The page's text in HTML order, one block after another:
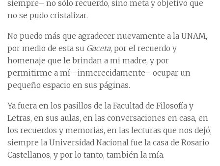
siempre– no sólo recuerdo, sino meta y objetivo que
no se pudo cristalizar.
No puedo más que agradecer nuevamente a la UNAM,
por medio de esta su Gaceta, por el recuerdo y
homenaje que le brindan a mi madre, y por
permitirme a mí –inmerecidamente– ocupar un
pequeño espacio en sus páginas.
Ya fuera en los pasillos de la Facultad de Filosofía y
Letras, en sus aulas, en las conversaciones en casa, en
los recuerdos y memorias, en las lecturas que nos dejó,
siempre la Universidad Nacional fue la casa de Rosario
Castellanos, y por lo tanto, también la mía.